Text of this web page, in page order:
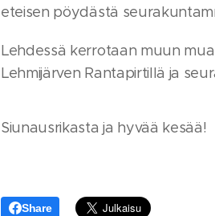
eteisen pöydästä
Lehdessä kerrotaan muun
Lehmijärven Rantapirtillä ja
Siunausrikasta ja hyvää kesää!
Share